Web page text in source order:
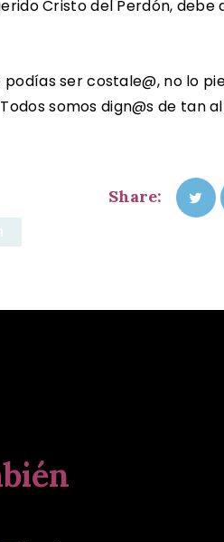
Cristo del Perdón, debe
ser costale@, no lo
somos dign@s de tan
Share: